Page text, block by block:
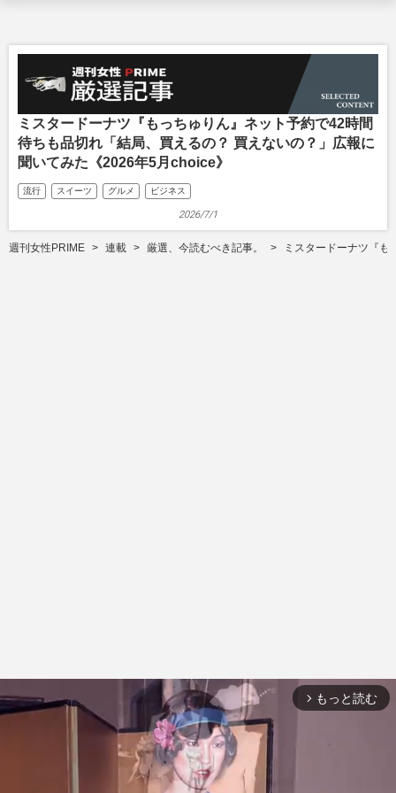
ミスタードーナツ『もっちゅりん』ネット予約で42時間
待ちも品切れ「結局、買えるの？ 買えないの？」広報に
聞いてみた《2026年5月choice》
流行 スイーツ グルメ ビジネス
2026/7/1
週刊女性PRIME 連載 厳選、今読むべき記事。 ミスタードーナツ『
arrow_forward_ios もっと読む